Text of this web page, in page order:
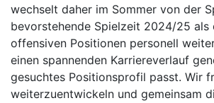
wechselt daher im Sommer von der
bevorstehende Spielzeit 2024/25
offensiven Positionen personell
einen spannenden Karriereverlauf
gesuchtes Positionsprofil passt. Wir
weiterzuentwickeln und gemeinsam